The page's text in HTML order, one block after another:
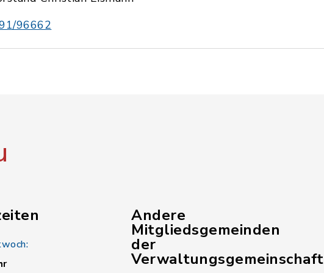
96662
Andere
Mitgliedsgemeinden
der
Verwaltungsgemeinschaft